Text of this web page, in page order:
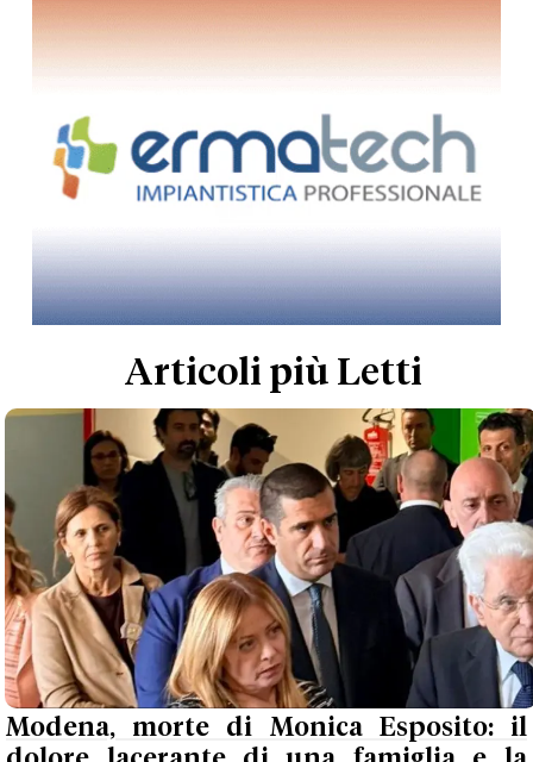
Articoli più Letti
Modena, morte di Monica Esposito: il